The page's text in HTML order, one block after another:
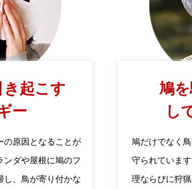
起こす
ー
の原因となることが
ンダや屋根に鳩のフ
し、鳥が寄り付かな
鳩
し
鳩だけでなく
守られていま
理ならびに狩